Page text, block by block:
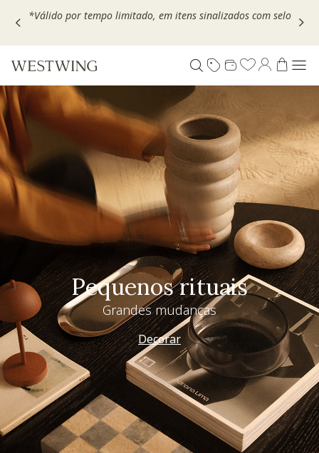
Escolha seu VOUCHER e ganhe até 30% OFF*: useMOVEL30,
Pequenos rituais
Grandes mudanças
Decorar